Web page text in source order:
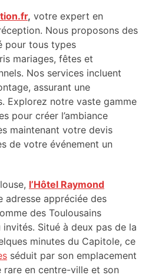
, votre expert en
Nous proposons des
pour tous types
mariages, fêtes et
Nos services incluent
assurant une
Explorez notre vaste gamme
pour créer l’ambiance
maintenant votre devis
de votre événement un
l’Hôtel Raymond
adresse appréciée des
des Toulousains
Situé à deux pas de la
minutes du Capitole, ce
séduit par son emplacement
rare en centre-ville et son